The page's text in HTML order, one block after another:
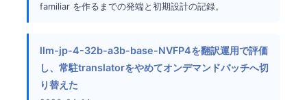
familiar を作るまでの発端と初期設計の記録。
llm-jp-4-32b-a3b-base-NVFP4を翻訳運用で評価
し、常駐translatorをやめてオンデマンドバッチへ切
り替えた